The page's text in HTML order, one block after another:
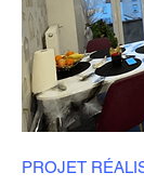
PROJET